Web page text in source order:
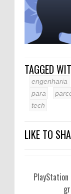
TAGGED
engenharia
para
tech
LIKE TO